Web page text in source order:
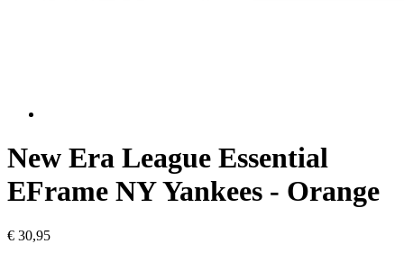
New Era League Essential
EFrame NY Yankees - Orange
€ 30,95